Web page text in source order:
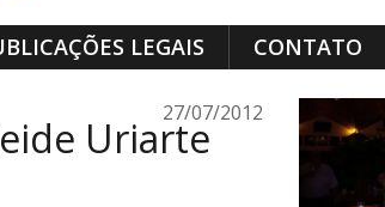
LEGAIS CONTATO
27/07/2012
Uriarte